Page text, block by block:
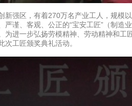
新强区，有着270万名产业工人，规模
谨、客观、公正的“宝安工匠”（制造
为进一步弘扬劳模精神、劳动精神和
工匠颁奖典礼活动。